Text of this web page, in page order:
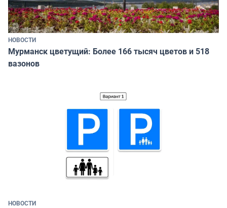
НОВОСТИ
Мурманск цветущий: Более 166 тысяч цветов и 518
вазонов
НОВОСТИ